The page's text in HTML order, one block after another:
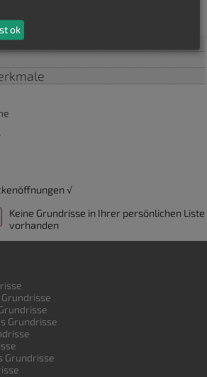
√
Keine Grundrisse in Ihrer persönlichen Liste
vorhanden
Grundrisse
Grundrisse
ok